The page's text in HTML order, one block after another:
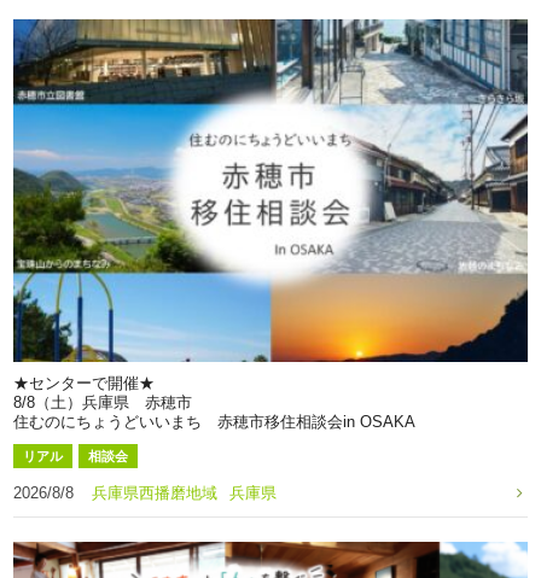
★センターで開催★
8/8（土）兵庫県 赤穂市
住むのにちょうどいいまち 赤穂市移住相談会in OSAKA
リアル 相談会
2026/8/8 兵庫県西播磨地域 兵庫県